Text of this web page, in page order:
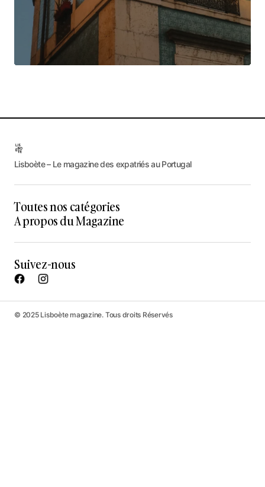
Lisboète – Le magazine des expatriés au Portugal
Toutes nos catégories
A propos du Magazine
Suivez-nous
© 2025 Lisboète magazine. Tous droits Réservés